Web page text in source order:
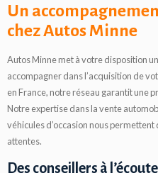
Un
chez Autos Minne
Autos Minne met à votre disposition
accompagner dans l’acquisition de
en France, notre réseau garantit une
Notre expertise dans la vente
véhicules d’occasion nous
attentes.
Des conseillers à